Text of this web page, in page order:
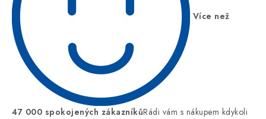
Více než
47 000 spokojených zákazníkůRádi vám s nákupem kdykoli